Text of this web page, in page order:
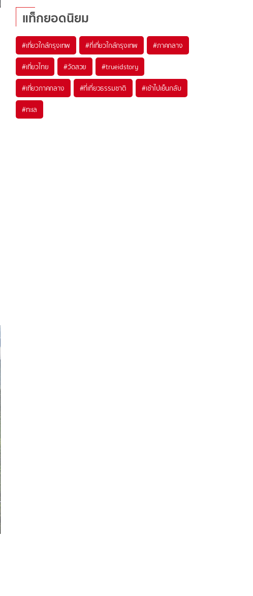
แท็กยอดนิยม
#เที่ยวใกล้กรุงเทพ #ที่เที่ยวใกล้กรุงเทพ #ภาคกลาง
#เที่ยวไทย #วัดสวย #trueidstory
#เที่ยวภาคกลาง #ที่เที่ยวธรรมชาติ #เช้าไปเย็นกลับ
#ทะเล